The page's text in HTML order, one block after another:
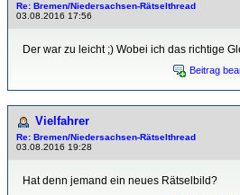
Re: Bremen/Niedersachsen-Rätselthread
03.08.2016 17:56
Der war zu leicht ;) Wobei ich das richtige
Beitrag
Vielfahrer
Re: Bremen/Niedersachsen-Rätselthread
03.08.2016 19:28
Hat denn jemand ein neues Rätselbild?